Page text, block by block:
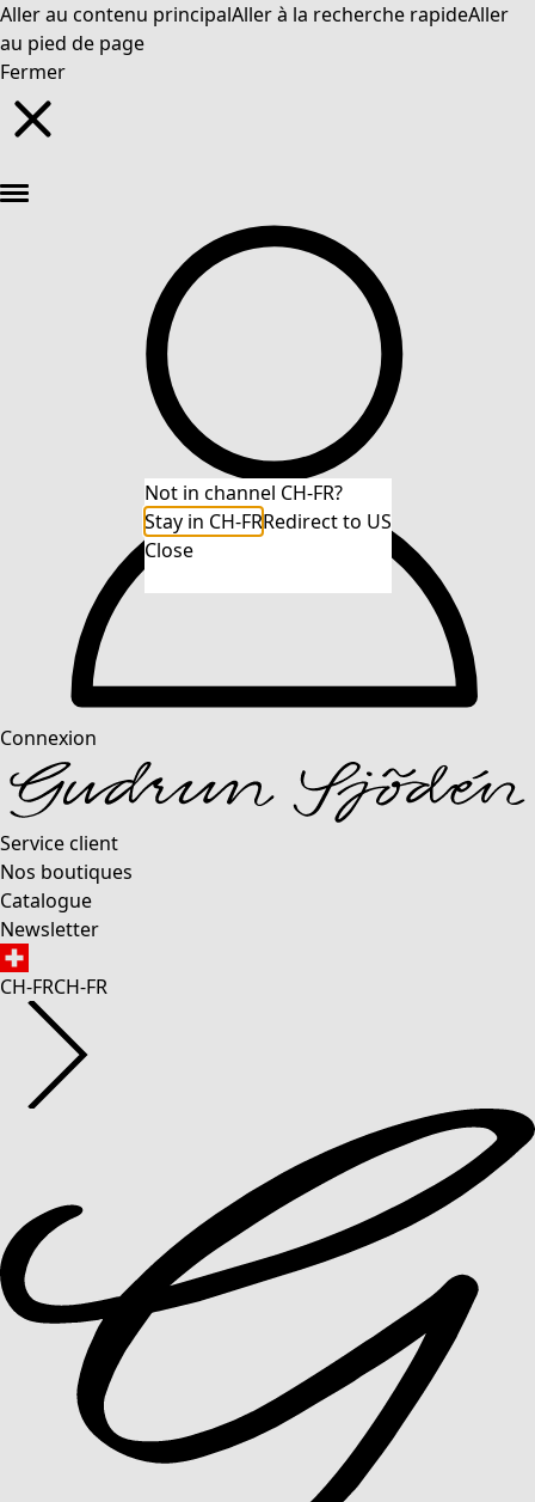
Aller au contenu principalAller à la recherche rapideAller
au pied de page
Fermer
Connexion
Service client
Nos boutiques
Catalogue
Newsletter
CH-FRCH-FR
Not in channel CH-FR?
Stay in CH-FRRedirect to US
Close